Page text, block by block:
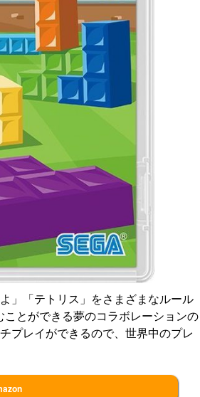
」「テトリス」をさまざまなルール
とができる夢のコラボレーションの
プレイができるので、世界中のプレ